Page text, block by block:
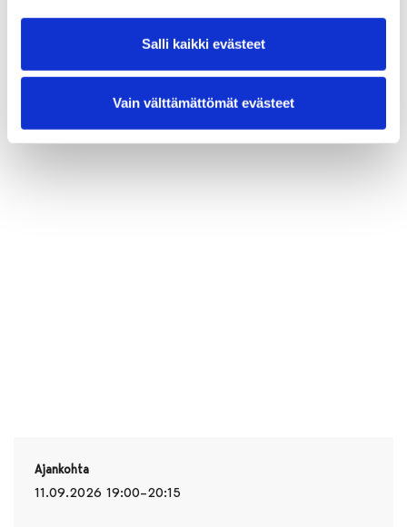
Salli kaikki evästeet
Vain välttämättömät evästeet
Ajankohta
11.09.2026 19:00–20:15